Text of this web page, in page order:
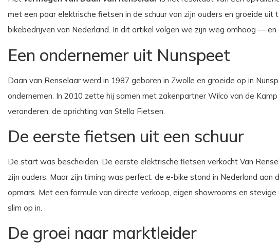
met een paar elektrische fietsen in de schuur van zijn ouders en groeide
bikebedrijven van Nederland. In dit artikel volgen we zijn weg omhoog —
Een ondernemer uit Nunspeet
Daan van Renselaar werd in 1987 geboren in Zwolle en groeide op in
ondernemen. In 2010 zette hij samen met zakenpartner Wilco van de
veranderen: de oprichting van Stella Fietsen.
De eerste fietsen uit een schuur
De start was bescheiden. De eerste elektrische fietsen verkocht Van
zijn ouders. Maar zijn timing was perfect: de e-bike stond in Nederland aan
opmars. Met een formule van directe verkoop, eigen showrooms en
slim op in.
De groei naar marktleider